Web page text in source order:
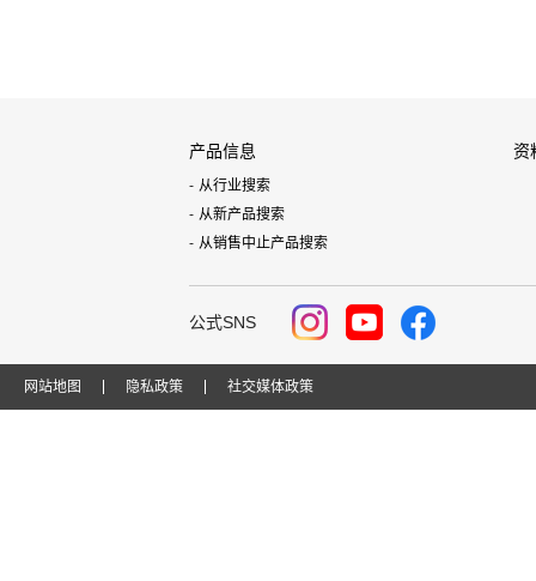
产品信息
从行业搜索
从新产品搜索
从销售中止产品搜索
资
公式SNS
网站地图 隐私政策 社交媒体政策